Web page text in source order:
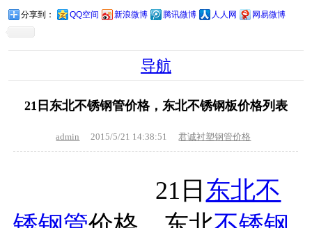
分享到： QQ空间 新浪微博 腾讯微博 人人网 网易微博
导航
21日东北不锈钢管价格，东北不锈钢板价格列表
admin 2015/5/21 14:38:51 君诚衬塑钢管价格
21日 东北不